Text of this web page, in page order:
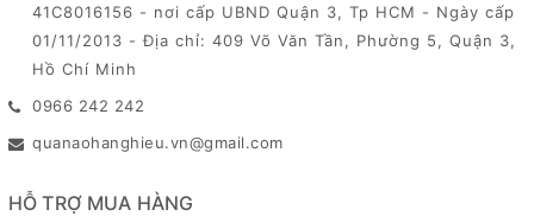
41C8016156 - nơi cấp UBND Quận 3, Tp HCM - Ngày cấp
01/11/2013 - Địa chỉ: 409 Võ Văn Tần, Phường 5, Quận 3,
Hồ Chí Minh
0966 242 242
quanaohanghieu.vn@gmail.com
HỖ TRỢ MUA HÀNG